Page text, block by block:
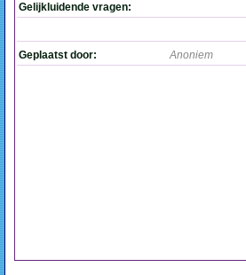
Gelijkluidende vragen:
Geplaatst door: Anoniem